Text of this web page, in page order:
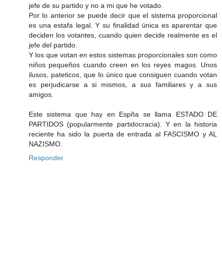
jefe de su partido y no a mi que he votado.
Por lo anterior se puede decir que el sistema proporcional
es una estafa legal. Y su finalidad única es aparentar que
deciden los votantes, cuando quien decide realmente es el
jefe del partido.
Y los que votan en estos sistemas proporcionales son como
niños pequeños cuando creen en los reyes magos. Unos
ilusos, pateticos, que lo único que consiguen cuando votan
es perjudicarse a si mismos, a sus familiares y a sus
amigos.
Este sistema que hay en Espña se llama ESTADO DE
PARTIDOS (popularmente partidocracia). Y en la historia
reciente ha sido la puerta de entrada al FASCISMO y AL
NAZISMO.
Responder